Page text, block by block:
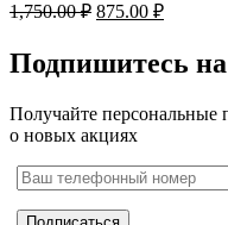
1,750.00₽ 875.00 ₽
Подпишитесь
Получайте персональные
о новых акциях